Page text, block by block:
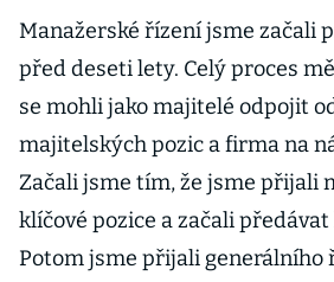
Manažerské řízení jsme začali
před deseti lety. Celý proces
se mohli jako majitelé odpojit
majitelských pozic a firma na
Začali jsme tím, že jsme přijali
klíčové pozice a začali
Potom jsme přijali generálního